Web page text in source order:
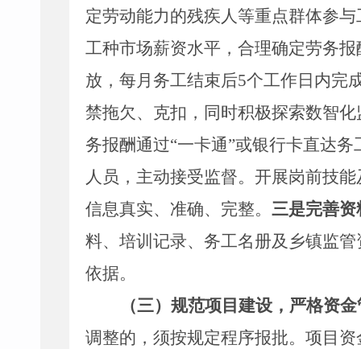
定劳动能力的残疾人等重点群体参
工种市场薪资水平，合理确定劳务
放，每月务工结束后5个工作日内完
禁拖欠、克扣，同时积极探索数智
务报酬通过“一卡通”或银行卡直达务
人员，主动接受监督。开展岗前技
信息真实、准确、完整。 三是完善资
料、培训记录、务工名册及乡镇监
依据。
（三）规范项目建设，严格资
调整的，须按规定程序报批。项目